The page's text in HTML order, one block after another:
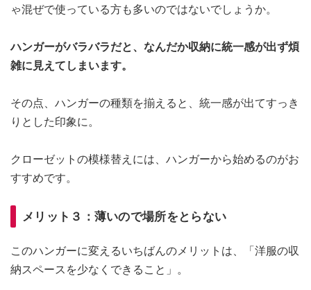
ゃ混ぜで使っている方も多いのではないでしょうか。
ハンガーがバラバラだと、なんだか収納に統一感が出ず煩
雑に見えてしまいます。
その点、ハンガーの種類を揃えると、統一感が出てすっき
りとした印象に。
クローゼットの模様替えには、ハンガーから始めるのがお
すすめです。
メリット３：薄いので場所をとらない
このハンガーに変えるいちばんのメリットは、「洋服の収
納スペースを少なくできること」。